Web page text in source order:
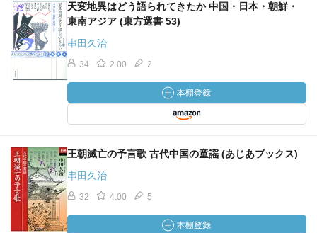
天変地異はどう語られてきたか 中国・日本・朝鮮・
東南アジア (東方選書 53)
串田久治
34 2.00 2
王朝滅亡の予言歌 古代中国の童謡 (あじあブックス)
串田久治
32 4.00 5